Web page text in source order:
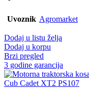
Uvoznik Agromarket
Dodaj u listu želja
Dodaj u korpu
Brzi pregled
3 godine garancija